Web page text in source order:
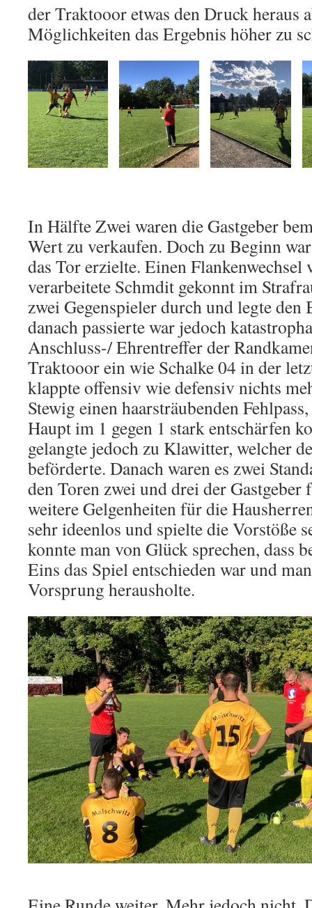
der Traktooor etwas den Druck heraus
Möglichkeiten das Ergebnis höher zu
In Hälfte Zwei waren die Gastgeber
Wert zu verkaufen. Doch zu Beginn
das Tor erzielte. Einen
verarbeitete Schmdit gekonnt im
zwei Gegenspieler durch und legte den
danach passierte war jedoch
Anschluss-/ Ehrentreffer der
Traktooor ein wie Schalke 04 in der
klappte offensiv wie defensiv nichts
Stewig einen haarsträubenden
Haupt im 1 gegen 1 stark entschärfen
gelangte jedoch zu Klawitter, welcher
beförderte. Danach waren es zwei
den Toren zwei und drei der Gastgeber
weitere Gelgenheiten für die
sehr ideenlos und spielte die Vorstöße
konnte man von Glück sprechen, dass
Eins das Spiel entschieden war und
Vorsprung herausholte.